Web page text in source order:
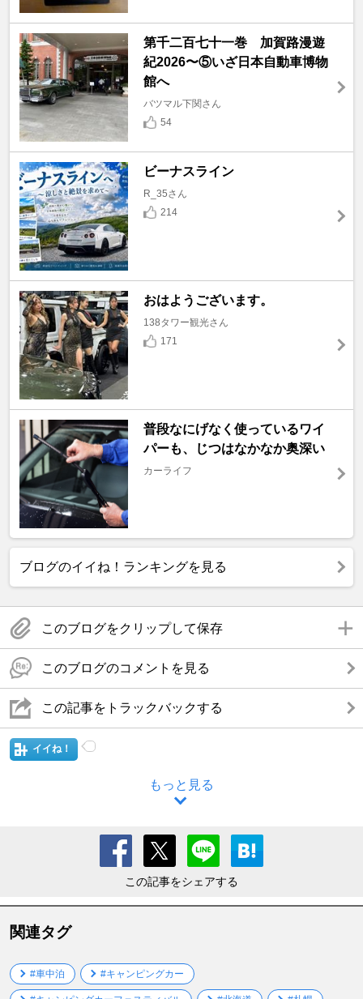
第千二百七十一巻 加賀路漫遊
紀2026〜⑤いざ日本自動車博物
館へ
バツマル下関さん
54
ビーナスライン
R_35さん
214
おはようございます。
138タワー観光さん
171
普段なにげなく使っているワイ
パーも、じつはなかなか奥深い
カーライフ
ブログのイイね！ランキングを見る
このブログをクリップして保存
このブログのコメントを見る
この記事をトラックバックする
イイね！
もっと見る
この記事をシェアする
関連タグ
#車中泊 #キャンピングカー